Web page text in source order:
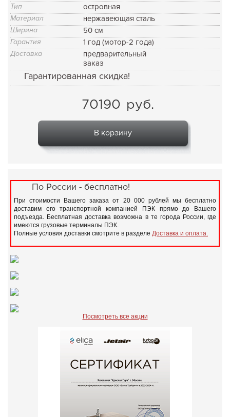
Тип островная
Материал нержавеющая сталь
Ширина 50 см
Гарантия 1 год (мотор-2 года)
Доставка
предварительный
заказ
Гарантированная скидка!
70190 руб.
В корзину
По России - бесплатно!
При стоимости Вашего заказа от 20 000 рублей мы бесплатно
доставим его транспортной компанией ПЭК прямо до Вашего
подъезда. Бесплатная доставка возможна в те города России, где
имеются грузовые терминалы ПЭК.
Полные условия доставки смотрите в разделе Доставка и оплата.
Посмотреть все акции